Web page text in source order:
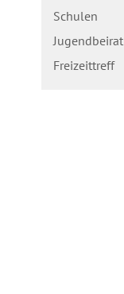
Schulen
Jugendbeirat
Freizeittreff